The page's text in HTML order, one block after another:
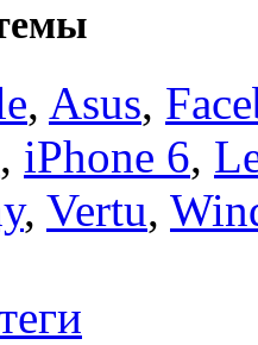
, Asus,
, iPhone 6,
, Vertu,